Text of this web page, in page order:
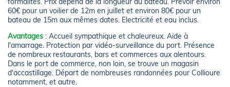
60€ pour un voilier de 12m en juillet et environ 80€ pour un
bateau de 15m aux mêmes dates. Electricité et eau inclus.
Avantages : Accueil sympathique et chaleureux. Aide à
l'amarrage. Protection par vidéo-surveillance du port. Présence
de nombreux restaurants, bars et commerces aux alentours.
Dans le port de commerce, non loin, se trouve un magasin
d'accastillage. Départ de nombreuses randonnées pour Collioure
notamment, et autre.